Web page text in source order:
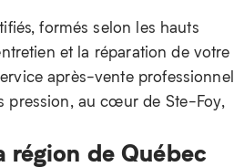
formés selon les hauts
et la réparation de votre
après-vente professionnel
pression, au cœur de Ste-Foy,
région de Québec